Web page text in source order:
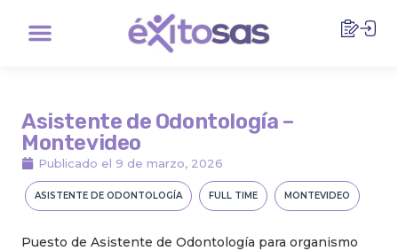
Menu
Asistente de Odontología –
Montevideo
Publicado el 9 de marzo, 2026
ASISTENTE DE ODONTOLOGÍA FULL TIME MONTEVIDEO
Puesto de Asistente de Odontología para organismo